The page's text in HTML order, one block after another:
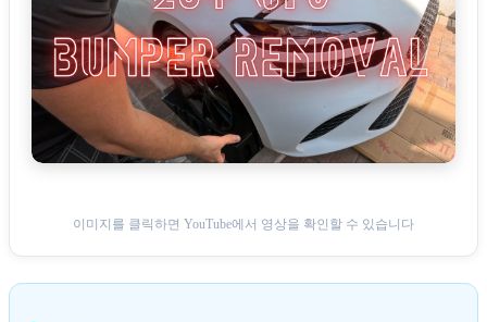
▶ YouTube
이미지를 클릭하면 YouTube에서 영상을 확인할 수 있습니다